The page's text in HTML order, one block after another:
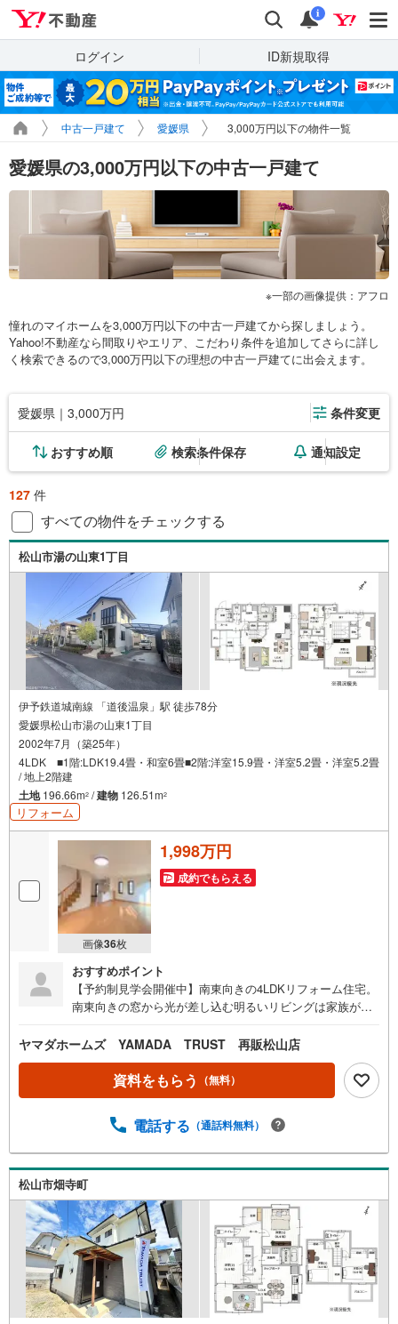
検索 通知
i
ログイン ID新規取得
中古一戸建て 愛媛県 3,000万円以下の物件一覧
愛媛県の3,000万円以下の中古一戸建て
一部の画像提供：アフロ
憧れのマイホームを3,000万円以下の中古一戸建てから探しましょう。
Yahoo!不動産なら間取りやエリア、こだわり条件を追加してさらに詳し
く検索できるので3,000万円以下の理想の中古一戸建てに出会えます。
愛媛県｜3,000万円 条件変更
おすすめ順 検索条件保存 通知設定
127 件
すべての物件をチェックする
松山市湯の山東1丁目
伊予鉄道城南線 「道後温泉」駅 徒歩78分
愛媛県松山市湯の山東1丁目
2002年7月（築25年）
4LDK ■1階:LDK19.4畳・和室6畳■2階:洋室15.9畳・洋室5.2畳・洋室5.2畳
/ 地上2階建
土地196.66m2 /建物 126.51m2
リフォーム
画像36枚
1,998万円
成約でもらえる
おすすめポイント
【予約制見学会開催中】南東向きの4LDKリフォーム住宅。
南東向きの窓から光が差し込む明るいリビングは家族が自
間やキッズスペースなど多目的に活用可能できます各居室
には収納スペースを設けているため、衣類や荷物もすっき
り収納できます。2階にもトイレと洗面所があるのも嬉しい
ポイント。通勤や通学で混雑してしまう朝でも安心です
順次受付中です。皆様からのお問い合わせ、お待ちしてお
ザインは設計士と共同考案*住宅ローン・資金計画・火災保
険のご案内も当社にお任せ下さい！*内窓リフォームのご提
案も可能。補助金制度を利用して費用を抑制できます（中
古住宅の断熱、防音性能が気になる方におすすめです）*各
税制優遇（住宅ローン、不動産取得税、登録免許税）控除
対象物件*家具・備品は価格に含まれません
ヤマダホームズ YAMADA TRUST 再販松山店
資料をもらう （無料）
電話する （通話料無料）
松山市畑寺町